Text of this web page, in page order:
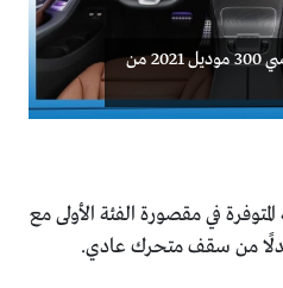
سيارة مرسيدس جي ال سي 300 موديل 2021 من
في مقصورة الفئة الأولى مع
من سقف متحرك عادي.